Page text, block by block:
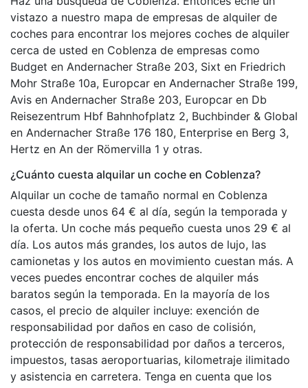
vistazo a nuestro mapa de empresas de alquiler de
coches para encontrar los mejores coches de alquiler
cerca de usted en Coblenza de empresas como
Budget en Andernacher Straße 203, Sixt en Friedrich
Mohr Straße 10a, Europcar en Andernacher Straße 199,
Avis en Andernacher Straße 203, Europcar en Db
Reisezentrum Hbf Bahnhofplatz 2, Buchbinder & Global
en Andernacher Straße 176 180, Enterprise en Berg 3,
Hertz en An der Römervilla 1 y otras.
¿Cuánto cuesta alquilar un coche en Coblenza?
Alquilar un coche de tamaño normal en Coblenza
cuesta desde unos 64 € al día, según la temporada y
la oferta. Un coche más pequeño cuesta unos 29 € al
día. Los autos más grandes, los autos de lujo, las
camionetas y los autos en movimiento cuestan más. A
veces puedes encontrar coches de alquiler más
baratos según la temporada. En la mayoría de los
casos, el precio de alquiler incluye: exención de
responsabilidad por daños en caso de colisión,
protección de responsabilidad por daños a terceros,
impuestos, tasas aeroportuarias, kilometraje ilimitado
y asistencia en carretera. Tenga en cuenta que los